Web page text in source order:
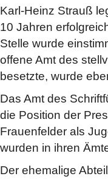
Karl-Heinz Strauß
10 Jahren
Stelle wurde
offene Amt des
besetzte, wurde
Das Amt des
die Position der
Frauenfelder als
wurden in ihren
Der ehemalige